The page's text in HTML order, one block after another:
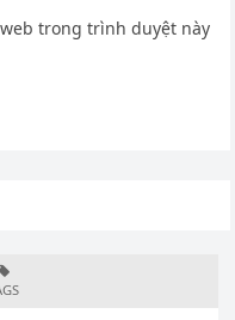
trong trình duyệt này